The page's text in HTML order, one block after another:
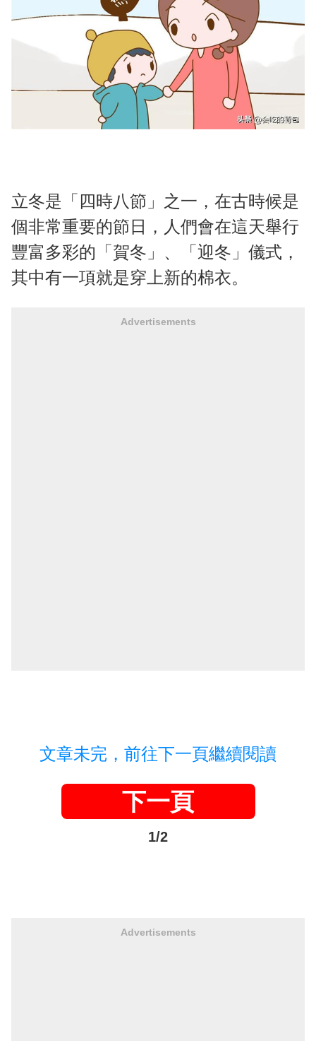
立冬是「四時八節」之一，在古時候是
個非常重要的節日，人們會在這天舉行
豐富多彩的「賀冬」、「迎冬」儀式，
其中有一項就是穿上新的棉衣。
Advertisements
文章未完，前往下一頁繼續閱讀
下一頁
1/2
Advertisements